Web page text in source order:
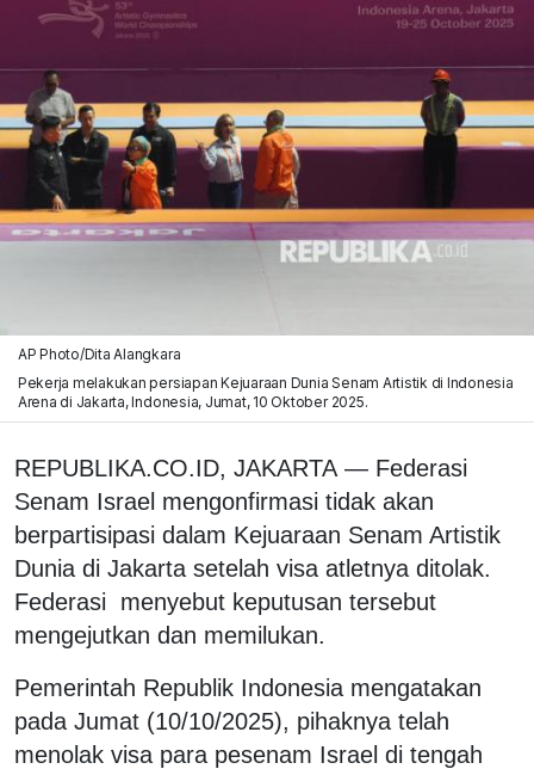
AP Photo/Dita Alangkara
Pekerja melakukan persiapan Kejuaraan Dunia Senam Artistik di Indonesia
Arena di Jakarta, Indonesia, Jumat, 10 Oktober 2025.
REPUBLIKA.CO.ID, JAKARTA — Federasi
Senam Israel mengonfirmasi tidak akan
berpartisipasi dalam Kejuaraan Senam Artistik
Dunia di Jakarta setelah visa atletnya ditolak.
Federasi menyebut keputusan tersebut
mengejutkan dan memilukan.
Pemerintah Republik Indonesia mengatakan
pada Jumat (10/10/2025), pihaknya telah
menolak visa para pesenam Israel di tengah